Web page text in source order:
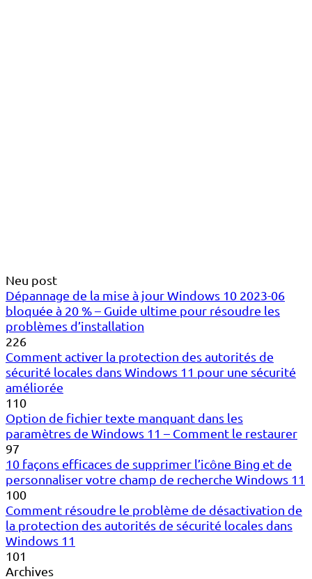
Neu post
Dépannage de la mise à jour Windows 10 2023-06
bloquée à 20 % – Guide ultime pour résoudre les
problèmes d’installation
226
Comment activer la protection des autorités de
sécurité locales dans Windows 11 pour une sécurité
améliorée
110
Option de fichier texte manquant dans les
paramètres de Windows 11 – Comment le restaurer
97
10 façons efficaces de supprimer l’icône Bing et de
personnaliser votre champ de recherche Windows 11
100
Comment résoudre le problème de désactivation de
la protection des autorités de sécurité locales dans
Windows 11
101
Archives